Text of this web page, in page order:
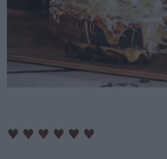
♥ ♥ ♥ ♥ ♥ ♥